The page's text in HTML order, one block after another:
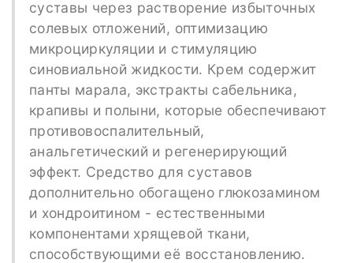
суставы через растворение избыточных
солевых отложений, оптимизацию
микроциркуляции и стимуляцию
синовиальной жидкости. Крем содержит
панты марала, экстракты сабельника,
крапивы и полыни, которые обеспечивают
противовоспалительный,
анальгетический и регенерирующий
эффект. Средство для суставов
дополнительно обогащено глюкозамином
и хондроитином - естественными
компонентами хрящевой ткани,
способствующими её восстановлению.